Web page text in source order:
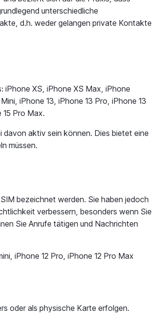
unterschiedliche
d.h. weder gelangen private Kontakte
iPhone XS, iPhone XS Max, iPhone
iPhone 13, iPhone 13 Pro, iPhone 13
Pro Max.
aktiv sein können. Dies bietet eine
müssen.
bezeichnet werden. Sie haben jedoch
verbessern, besonders wenn Sie
Sie Anrufe tätigen und Nachrichten
iPhone 12 Pro, iPhone 12 Pro Max
oder als physische Karte erfolgen.